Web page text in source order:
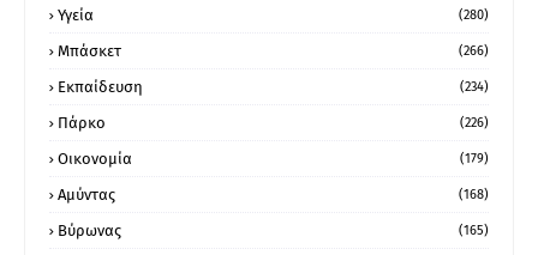
Υγεία (280)
Μπάσκετ (266)
Εκπαίδευση (234)
Πάρκο (226)
Οικονομία (179)
Αμύντας (168)
Βύρωνας (165)